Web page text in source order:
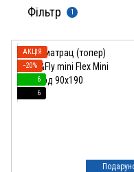
Фільтр 1
АКЦІЯ
−20%
6
6